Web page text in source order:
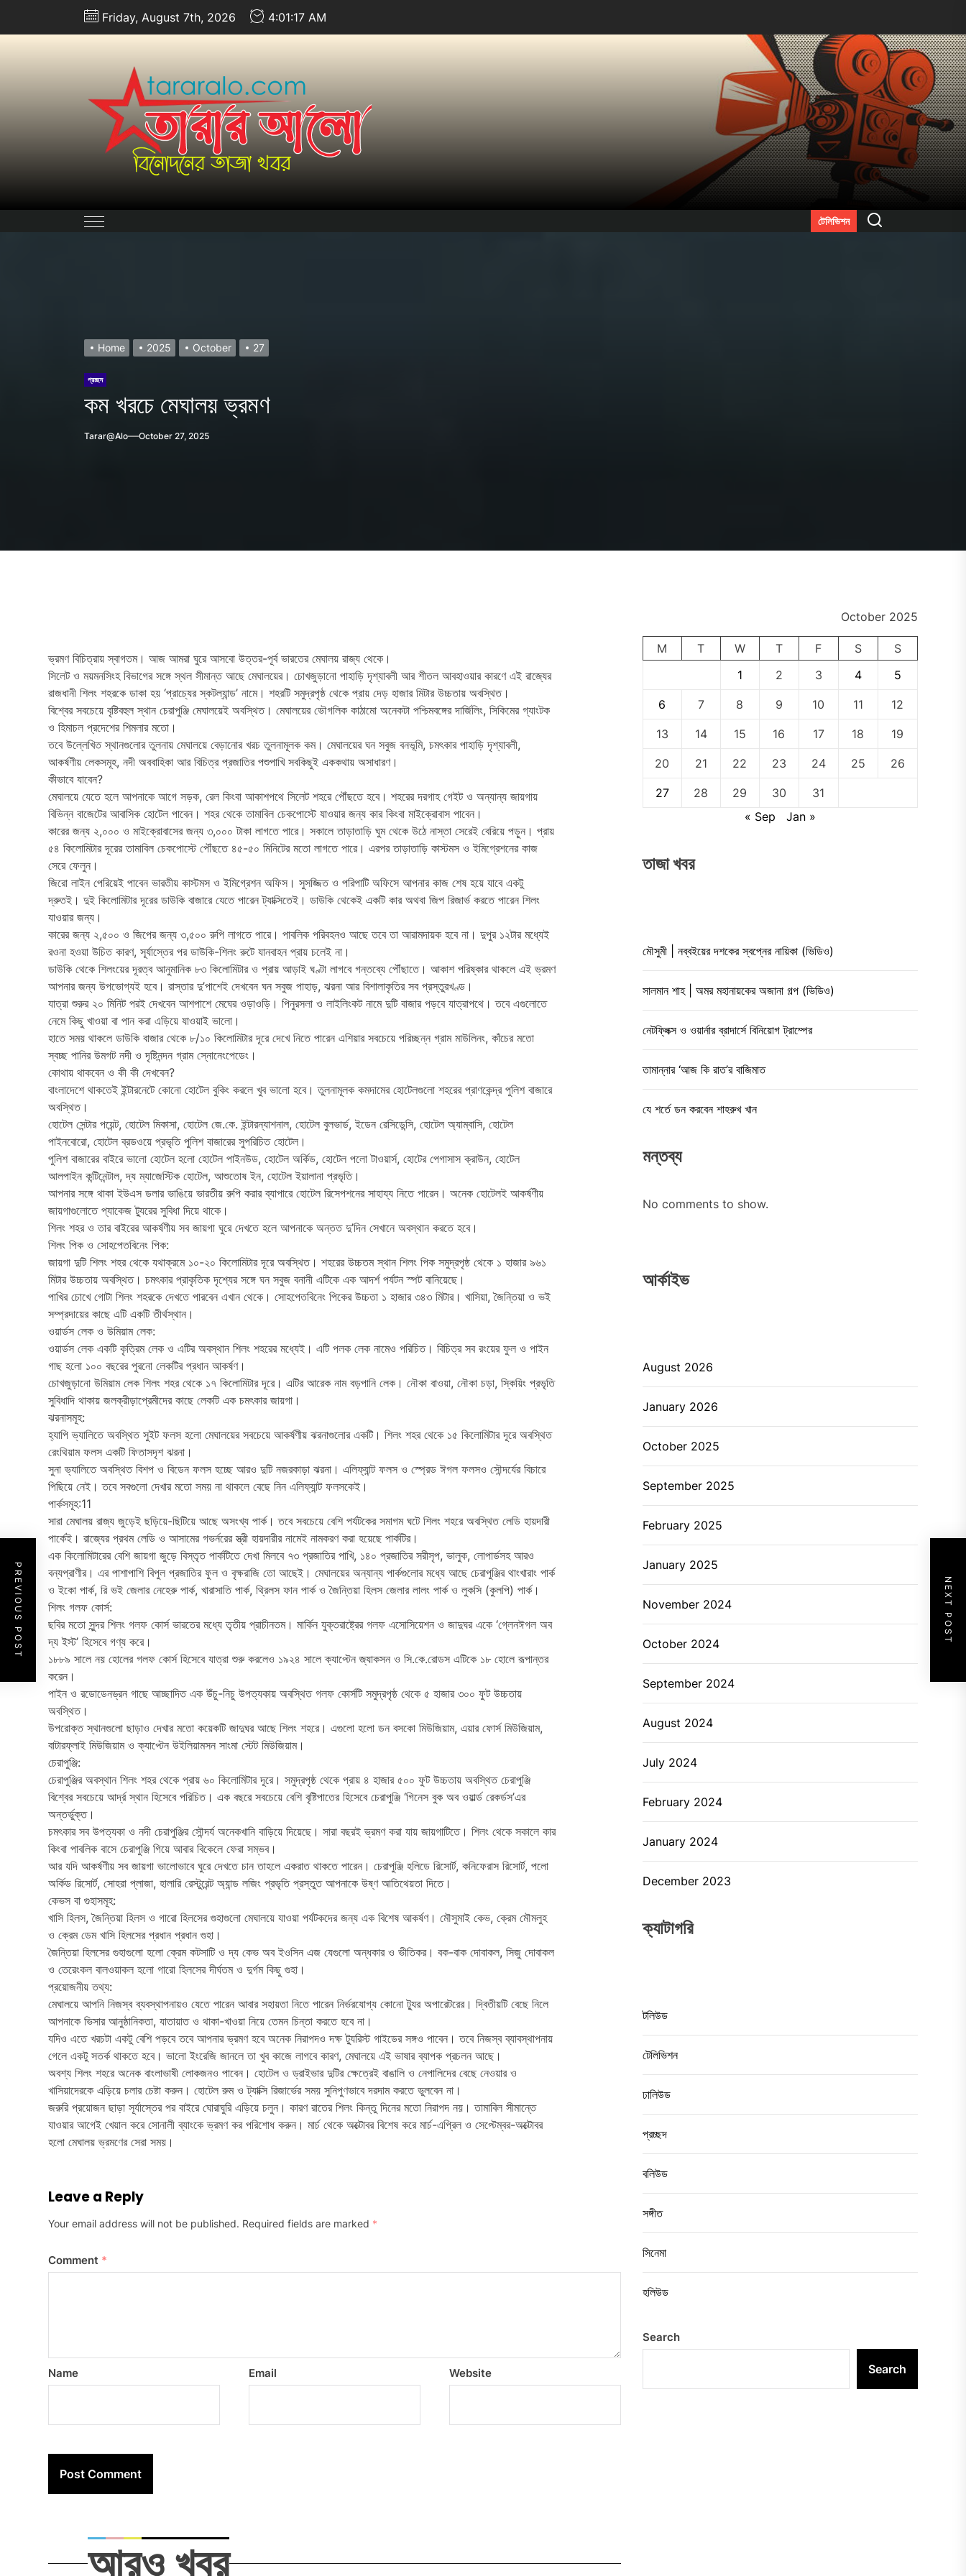
Friday, August 7th, 2026 4:01:18 AM
তারার
আলো.কম
টেলিভিশন Search
Home 2025 October 27
প্রচ্ছদ
কম খরচে মেঘালয় ভ্রমণ
Tarar@alo October 27, 2025
ভ্রমণ বিচিত্রায় স্বাগতম। আজ আমরা ঘুরে আসবো উত্তর-পূর্ব ভারতের মেঘালয় রাজ্য থেকে।
সিলেট ও ময়মনসিংহ বিভাগের সঙ্গে স্থল সীমান্ত আছে মেঘালয়ের। চোখজুড়ানো পাহাড়ি দৃশ্যাবলী আর শীতল আবহাওয়ার কারণে এই রাজ্যের
রাজধানী শিলং শহরকে ডাকা হয় ‘প্রাচ্যের স্কটল্যান্ড’ নামে। শহরটি সমুদ্রপৃষ্ঠ থেকে প্রায় দেড় হাজার মিটার উচ্চতায় অবস্থিত।
বিশ্বের সবচেয়ে বৃষ্টিবহুল স্থান চেরাপুঞ্জি মেঘালয়েই অবস্থিত। মেঘালয়ের ভৌগলিক কাঠামো অনেকটা পশ্চিমবঙ্গের দার্জিলিং, সিকিমের গ্যাংটক
ও হিমাচল প্রদেশের শিমলার মতো।
তবে উল্লেখিত স্থানগুলোর তুলনায় মেঘালয়ে বেড়ানোর খরচ তুলনামূলক কম। মেঘালয়ের ঘন সবুজ বনভূমি, চমৎকার পাহাড়ি দৃশ্যাবলী,
আকর্ষণীয় লেকসমূহ, নদী অববাহিকা আর বিচিত্র প্রজাতির পশুপাখি সবকিছুই এককথায় অসাধারণ।
কীভাবে যাবেন?
মেঘালয়ে যেতে হলে আপনাকে আগে সড়ক, রেল কিংবা আকাশপথে সিলেট শহরে পৌঁছতে হবে। শহরের দরগাহ গেইট ও অন্যান্য জায়গায়
বিভিন্ন বাজেটের আবাসিক হোটেল পাবেন। শহর থেকে তামাবিল চেকপোস্টে যাওয়ার জন্য কার কিংবা মাইক্রোবাস পাবেন।
কারের জন্য ২,০০০ ও মাইক্রোবাসের জন্য ৩,০০০ টাকা লাগতে পারে। সকালে তাড়াতাড়ি ঘুম থেকে উঠে নাস্তা সেরেই বেরিয়ে পড়ুন। প্রায়
৫৪ কিলোমিটার দূরের তামাবিল চেকপোস্টে পৌঁছতে ৪৫-৫০ মিনিটের মতো লাগতে পারে। এরপর তাড়াতাড়ি কাস্টমস ও ইমিগ্রেশনের কাজ
সেরে ফেলুন।
জিরো লাইন পেরিয়েই পাবেন ভারতীয় কাস্টমস ও ইমিগ্রেশন অফিস। সুসজ্জিত ও পরিপাটি অফিসে আপনার কাজ শেষ হয়ে যাবে একটু
দ্রুতই। দুই কিলোমিটার দূরের ডাউকি বাজারে যেতে পারেন ট্যাক্সিতেই। ডাউকি থেকেই একটি কার অথবা জিপ রিজার্ভ করতে পারেন শিলং
যাওয়ার জন্য।
কারের জন্য ২,৫০০ ও জিপের জন্য ৩,৫০০ রুপি লাগতে পারে। পাবলিক পরিবহনও আছে তবে তা আরামদায়ক হবে না। দুপুর ১২টার মধ্যেই
রওনা হওয়া উচিত কারণ, সূর্যাস্তের পর ডাউকি-শিলং রুটে যানবাহন প্রায় চলেই না।
ডাউকি থেকে শিলংয়ের দূরত্ব আনুমানিক ৮৩ কিলোমিটার ও প্রায় আড়াই ঘণ্টা লাগবে গন্তব্যে পৌঁছাতে। আকাশ পরিষ্কার থাকলে এই ভ্রমণ
আপনার জন্য উপভোগ্যই হবে। রাস্তার দু’পাশেই দেখবেন ঘন সবুজ পাহাড়, ঝরনা আর বিশালাকৃতির সব প্রস্তুরখণ্ড।
যাত্রা শুরুর ২০ মিনিট পরই দেখবেন আশপাশে মেঘের ওড়াওড়ি। পিনুরসলা ও লাইলিংকট নামে দুটি বাজার পড়বে যাত্রাপথে। তবে এগুলোতে
নেমে কিছু খাওয়া বা পান করা এড়িয়ে যাওয়াই ভালো।
হাতে সময় থাকলে ডাউকি বাজার থেকে ৮/১০ কিলোমিটার দূরে দেখে নিতে পারেন এশিয়ার সবচেয়ে পরিচ্ছন্ন গ্রাম মাউলিনং, কাঁচের মতো
স্বচ্ছ পানির উমগট নদী ও দৃষ্টিনন্দন গ্রাম স্নোনেংপেডেং।
কোথায় থাকবেন ও কী কী দেখবেন?
বাংলাদেশে থাকতেই ইন্টারনেটে কোনো হোটেল বুকিং করলে খুব ভালো হবে। তুলনামূলক কমদামের হোটেলগুলো শহরের প্রাণকেন্দ্র পুলিশ বাজারে
অবস্থিত।
হোটেল সেন্টার পয়েন্ট, হোটেল মিকাসা, হোটেল জে.কে. ইন্টারন্যাশনাল, হোটেল বুলভার্ড, ইডেন রেসিডেন্সি, হোটেল অ্যাম্বাসি, হোটেল
পাইনবোরো, হোটেল ব্রডওয়ে প্রভৃতি পুলিশ বাজারের সুপরিচিত হোটেল।
পুলিশ বাজারের বাইরে ভালো হোটেল হলো হোটেল পাইনউড, হোটেল অর্কিড, হোটেল পলো টাওয়ার্স, হোটের পেগাসাস ক্রাউন, হোটেল
আলপাইন কন্টিনেন্টাল, দ্য ম্যাজেস্টিক হোটেল, আশুতোষ ইন, হোটেল ইয়ালানা প্রভৃতি।
আপনার সঙ্গে থাকা ইউএস ডলার ভাঙিয়ে ভারতীয় রুপি করার ব্যাপারে হোটেল রিসেপশনের সাহায্য নিতে পারেন। অনেক হোটেলই আকর্ষণীয়
জায়গাগুলোতে প্যাকেজ ট্যুরের সুবিধা দিয়ে থাকে।
শিলং শহর ও তার বাইরের আকর্ষণীয় সব জায়গা ঘুরে দেখতে হলে আপনাকে অন্তত দু’দিন সেখানে অবস্থান করতে হবে।
শিলং পিক ও সোহপেতবিনেং পিক:
জায়গা দুটি শিলং শহর থেকে যথাক্রমে ১০-২০ কিলোমিটার দূরে অবস্থিত। শহরের উচ্চতম স্থান শিলং পিক সমুদ্রপৃষ্ঠ থেকে ১ হাজার ৯৬১
মিটার উচ্চতায় অবস্থিত। চমৎকার প্রাকৃতিক দৃশ্যের সঙ্গে ঘন সবুজ বনানী এটিকে এক আদর্শ পর্যটন স্পট বানিয়েছে।
পাখির চোখে গোটা শিলং শহরকে দেখতে পারবেন এখান থেকে। সোহপেতবিনেং পিকের উচ্চতা ১ হাজার ৩৪৩ মিটার। খাসিয়া, জৈন্তিয়া ও ভই
সম্প্রদায়ের কাছে এটি একটি তীর্থস্থান।
ওয়ার্ডস লেক ও উমিয়াম লেক:
ওয়ার্ডস লেক একটি কৃত্রিম লেক ও এটির অবস্থান শিলং শহরের মধ্যেই। এটি পলক লেক নামেও পরিচিত। বিচিত্র সব রংয়ের ফুল ও পাইন
গাছ হলো ১০০ বছরের পুরনো লেকটির প্রধান আকর্ষণ।
চোখজুড়ানো উমিয়াম লেক শিলং শহর থেকে ১৭ কিলোমিটার দূরে। এটির আরেক নাম বড়পানি লেক। নৌকা বাওয়া, নৌকা চড়া, স্কিয়িং প্রভৃতি
সুবিধাদি থাকায় জলক্রীড়াপ্রেমীদের কাছে লেকটি এক চমৎকার জায়গা।
ঝরনাসমূহ:
হ্যাপি ভ্যালিতে অবস্থিত সুইট ফলস হলো মেঘালয়ের সবচেয়ে আকর্ষণীয় ঝরনাগুলোর একটি। শিলং শহর থেকে ১৫ কিলোমিটার দূরে অবস্থিত
রেংথিয়াম ফলস একটি ফিতাসদৃশ ঝরনা।
সুনা ভ্যালিতে অবস্থিত বিশপ ও বিডেন ফলস হচ্ছে আরও দুটি নজরকাড়া ঝরনা। এলিফ্যান্ট ফলস ও স্প্রেড ঈগল ফলসও সৌন্দর্যের বিচারে
পিছিয়ে নেই। তবে সবগুলো দেখার মতো সময় না থাকলে বেছে নিন এলিফ্যান্ট ফলসকেই।
পার্কসমূহ:11
সারা মেঘালয় রাজ্য জুড়েই ছড়িয়ে-ছিটিয়ে আছে অসংখ্য পার্ক। তবে সবচেয়ে বেশি পর্যটকের সমাগম ঘটে শিলং শহরে অবস্থিত লেডি হায়দারী
পার্কেই। রাজ্যের প্রথম লেডি ও আসামের গভর্নরের স্ত্রী হায়দারীর নামেই নামকরণ করা হয়েছে পার্কটির।
এক কিলোমিটারের বেশি জায়গা জুড়ে বিস্তৃত পার্কটিতে দেখা মিলবে ৭৩ প্রজাতির পাখি, ১৪০ প্রজাতির সরীসৃপ, ভালুক, লোপার্ডসহ আরও
বন্যপ্রাণীর। এর পাশাপাশি বিপুল প্রজাতির ফুল ও বৃক্ষরাজি তো আছেই। মেঘালয়ের অন্যান্য পার্কগুলোর মধ্যে আছে চেরাপুঞ্জির থাংখারাং পার্ক
ও ইকো পার্ক, রি ভই জেলার নেহেরু পার্ক, খারাসাতি পার্ক, থ্রিলস ফান পার্ক ও জৈন্তিয়া হিলস জেলার লালং পার্ক ও লুকসি (কুলপি) পার্ক।
শিলং গলফ কোর্স:
ছবির মতো সুন্দর শিলং গলফ কোর্স ভারতের মধ্যে তৃতীয় প্রাচীনতম। মার্কিন যুক্তরাষ্ট্রের গলফ এসোসিয়েশন ও জাদুঘর একে ‘গ্লেনঈগল অব
দ্য ইস্ট’ হিসেবে গণ্য করে।
১৮৮৯ সালে নয় হোলের গলফ কোর্স হিসেবে যাত্রা শুরু করলেও ১৯২৪ সালে ক্যাপ্টেন জ্যাকসন ও সি.কে.রোডস এটিকে ১৮ হোলে রূপান্তর
করেন।
পাইন ও রডোডেনড্রন গাছে আচ্ছাদিত এক উঁচু-নিচু উপত্যকায় অবস্থিত গলফ কোর্সটি সমুদ্রপৃষ্ঠ থেকে ৫ হাজার ৩০০ ফুট উচ্চতায়
অবস্থিত।
উপরোক্ত স্থানগুলো ছাড়াও দেখার মতো কয়েকটি জাদুঘর আছে শিলং শহরে। এগুলো হলো ডন বসকো মিউজিয়াম, এয়ার ফোর্স মিউজিয়াম,
বাটারফ্লাই মিউজিয়াম ও ক্যাপ্টেন উইলিয়ামসন সাংমা স্টেট মিউজিয়াম।
চেরাপুঞ্জি:
চেরাপুঞ্জির অবস্থান শিলং শহর থেকে প্রায় ৬০ কিলোমিটার দূরে। সমুদ্রপৃষ্ঠ থেকে প্রায় ৪ হাজার ৫০০ ফুট উচ্চতায় অবস্থিত চেরাপুঞ্জি
বিশ্বের সবচেয়ে আর্দ্র স্থান হিসেবে পরিচিত। এক বছরে সবচেয়ে বেশি বৃষ্টিপাতের হিসেবে চেরাপুঞ্জি ‘গিনেস বুক অব ওয়ার্ল্ড রেকর্ডস’এর
অন্তর্ভুক্ত।
চমৎকার সব উপত্যকা ও নদী চেরাপুঞ্জির সৌন্দর্য অনেকখানি বাড়িয়ে দিয়েছে। সারা বছরই ভ্রমণ করা যায় জায়গাটিতে। শিলং থেকে সকালে কার
কিংবা পাবলিক বাসে চেরাপুঞ্জি গিয়ে আবার বিকেলে ফেরা সম্ভব।
আর যদি আকর্ষণীয় সব জায়গা ভালোভাবে ঘুরে দেখতে চান তাহলে একরাত থাকতে পারেন। চেরাপুঞ্জি হলিডে রিসোর্ট, কনিফেরাস রিসোর্ট, পলো
অর্কিড রিসোর্ট, সোহরা প্লাজা, হালারি রেস্টুরেন্ট অ্যান্ড লজিং প্রভৃতি প্রস্তুত আপনাকে উষ্ণ আতিথেয়তা দিতে।
কেভস বা গুহাসমূহ:
খাসি হিলস, জৈন্তিয়া হিলস ও গারো হিলসের গুহাগুলো মেঘালয়ে যাওয়া পর্যটকদের জন্য এক বিশেষ আকর্ষণ। মৌসুমাই কেভ, ক্রেম মৌমলুহ
ও ক্রেম ডেম খাসি হিলসের প্রধান প্রধান গুহা।
জৈন্তিয়া হিলসের গুহাগুলো হলো ক্রেম কটসাটি ও দ্য কেভ অব ইওসিন এজ যেগুলো অন্ধকার ও ভীতিকর। বক-বাক দোবাকল, সিজু দোবাকল
ও তেরেংকল বালওয়াকল হলো গারো হিলসের দীর্ঘতম ও দুর্গম কিছু গুহা।
প্রয়োজনীয় তথ্য:
মেঘালয়ে আপনি নিজস্ব ব্যবস্থাপনায়ও যেতে পারেন আবার সহায়তা নিতে পারেন নির্ভরযোগ্য কোনো ট্যুর অপারেটরের। দ্বিতীয়টি বেছে নিলে
আপনাকে ভিসার আনুষ্ঠানিকতা, যাতায়াত ও থাকা-খাওয়া নিয়ে তেমন চিন্তা করতে হবে না।
যদিও এতে খরচটা একটু বেশি পড়বে তবে আপনার ভ্রমণ হবে অনেক নিরাপদও দক্ষ ট্যুরিস্ট গাইডের সঙ্গও পাবেন। তবে নিজস্ব ব্যাবস্থাপনায়
গেলে একটু সতর্ক থাকতে হবে। ভালো ইংরেজি জানলে তা খুব কাজে লাগবে কারণ, মেঘালয়ে এই ভাষার ব্যাপক প্রচলন আছে।
অবশ্য শিলং শহরে অনেক বাংলাভাষী লোকজনও পাবেন। হোটেল ও ড্রাইভার দুটির ক্ষেত্রেই বাঙালি ও নেপালিদের বেছে নেওয়ার ও
খাসিয়াদেরকে এড়িয়ে চলার চেষ্টা করুন। হোটেল রুম ও ট্যাক্সি রিজার্ভের সময় সুনিপুণভাবে দরদাম করতে ভুলবেন না।
জরুরি প্রয়োজন ছাড়া সূর্যাস্তের পর বাইরে ঘোরাঘুরি এড়িয়ে চলুন। কারণ রাতের শিলং কিন্তু দিনের মতো নিরাপদ নয়। তামাবিল সীমান্তে
যাওয়ার আগেই খেয়াল করে সোনালী ব্যাংকে ভ্রমণ কর পরিশোধ করুন। মার্চ থেকে অক্টোবর বিশেষ করে মার্চ-এপ্রিল ও সেপ্টেম্বর-অক্টোবর
হলো মেঘালয় ভ্রমণের সেরা সময়।
Leave a Reply
Your email address will not be published. Required fields are marked *
Comment *
Name Email Website
PREVIOUS POST NEXT POST
October 2025
M T W T F S
S
1
2 3 4 5
6 7 8 9 10 11 12
13 14 15 16 17 18 19
20 21 22 23 24 25 26
27 28 29 30
31
« Sep
Jan »
তাজা খবর
মৌসুমী | নব্বইয়ের দশকের স্বপ্নের নায়িকা (ভিডিও)
সালমান শাহ | অমর মহানায়কের অজানা গল্প (ভিডিও)
নেটফ্লিক্স ও ওয়ার্নার ব্রাদার্সে বিনিয়োগ ট্রাম্পের
তামান্নার ‘আজ কি রাত’র বাজিমাত
যে শর্তে ডন করবেন শাহরুখ খান
মন্তব্য
No comments to show.
আর্কাইভ
August 2026
January 2026
October 2025
September 2025
February 2025
January 2025
November 2024
October 2024
September 2024
August 2024
July 2024
February 2024
January 2024
December 2023
ক্যাটাগরি
টলিউড
টেলিভিশন
ঢালিউড
প্রচ্ছদ
বলিউড
সঙ্গীত
সিনেমা
হলিউড
Search
Search